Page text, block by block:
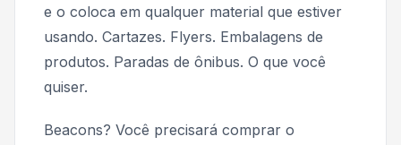
e o coloca em qualquer material que estiver
usando. Cartazes. Flyers. Embalagens de
produtos. Paradas de ônibus. O que você
quiser.
Beacons? Você precisará comprar o